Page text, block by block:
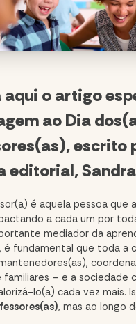
aqui o artigo
ao Dia
escrito
editorial,
é aquela pessoa que
a cada um por
mediador da
é fundamental que toda a
familiares – e a sociedade
lo(a) cada vez mais.
, mas ao longo